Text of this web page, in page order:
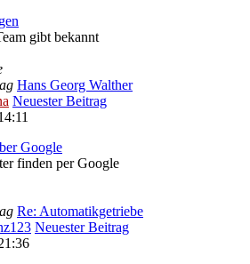
gibt bekannt
Hans Georg Walther
Neuester Beitrag
Google
finden per Google
Re: Automatikgetriebe
Neuester Beitrag